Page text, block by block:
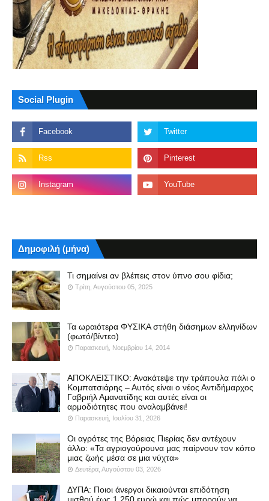
Social Plugin
Δημοφιλή (μήνα)
Τι σημαίνει αν βλέπεις στον ύπνο σου φίδια;
Τρίτη, Αυγούστου 05, 2025
Τα ωραιότερα ΦΥΣΙΚΑ στήθη διάσημων ελληνίδων
(φωτό/βίντεο)
Παρασκευή, Νοεμβρίου 14, 2014
ΑΠΟΚΛΕΙΣΤΙΚΟ: Ανακάτεψε την τράπουλα πάλι ο
Κομπατσιάρης – Αυτός είναι ο νέος Αντιδήμαρχος
Γαβριήλ Αμανατίδης και αυτές είναι οι
αρμοδιότητες που αναλαμβάνει!
Παρασκευή, Ιουλίου 31, 2026
Οι αγρότες της Βόρειας Πιερίας δεν αντέχουν
άλλο: «Τα αγριογούρουνα μας παίρνουν τον κόπο
μιας ζωής μέσα σε μια νύχτα»
Δευτέρα, Αυγούστου 03, 2026
ΔΥΠΑ: Ποιοι άνεργοι δικαιούνται επιδότηση
μισθού έως 1.250 ευρώ και πώς μπορούν να